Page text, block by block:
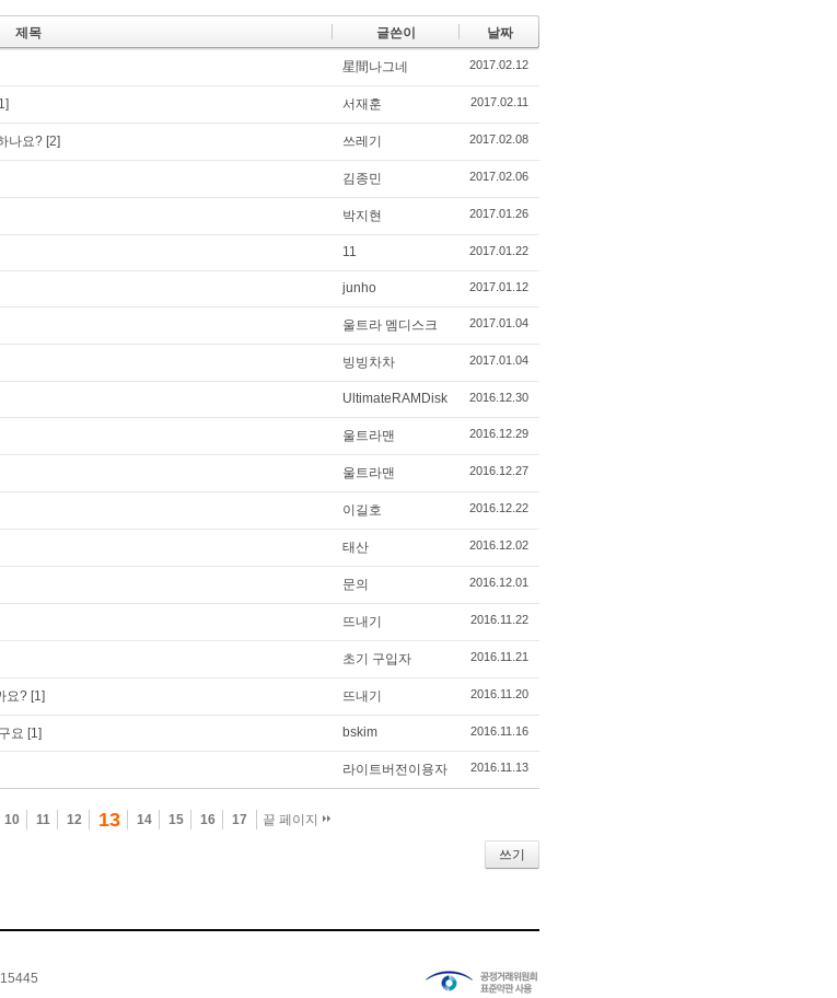
제목 글쓴이 날짜
星間나그네 2017.02.12
서재훈 2017.02.11
나요? [2] 쓰레기 2017.02.08
김종민 2017.02.06
박지현 2017.01.26
11 2017.01.22
junho 2017.01.12
울트라 멤디스크 2017.01.04
빙빙차차 2017.01.04
UltimateRAMDisk 2016.12.30
울트라맨 2016.12.29
울트라맨 2016.12.27
이길호 2016.12.22
태산 2016.12.02
문의 2016.12.01
뜨내기 2016.11.22
초기 구입자 2016.11.21
요? [1] 뜨내기 2016.11.20
요 [1] bskim 2016.11.16
라이트버전이용자 2016.11.13
10 11 12 13 14 15 16 17 끝 페이지
쓰기